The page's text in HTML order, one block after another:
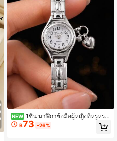
NEW 1ชิ้น นาฬิกาข้อมือผู้หญิงที่หรูหรา
และกะทัดรัด นาฬิกาข้อมือสีเงินเงางาม
แบบมินิมอล นาฬิกาควอทซ์ผู้หญิง นาฬิ
฿73 -26%